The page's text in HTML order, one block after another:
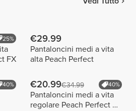
25%
FX
€29.99
Pantaloncini medi a vita
alta Peach Perfect
40% €20.99€34.99 40%
Pantaloncini medi a vita
regolare Peach Perfect FX